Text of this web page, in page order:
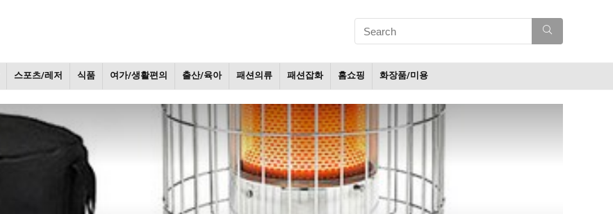
스포츠/레저 식품 여가/생활편의 출산/육아 패션의류 패션잡화 홈쇼핑 화장품/미용